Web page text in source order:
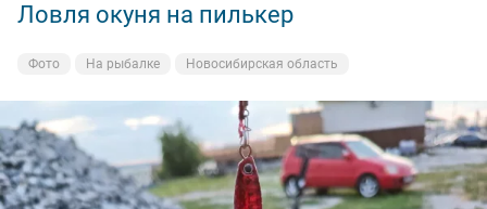
Ловля окуня на пилькер
Фото На рыбалке Новосибирская область